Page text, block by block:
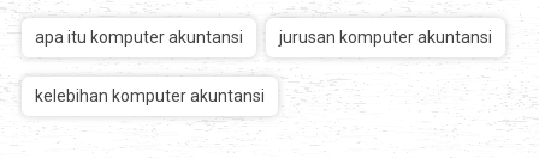
apa itu komputer akuntansi jurusan komputer akuntansi
kelebihan komputer akuntansi